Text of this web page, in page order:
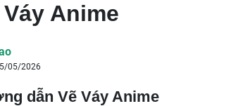
Váy Anime
05/2026
dẫn Vẽ Váy Anime